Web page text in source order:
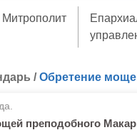
Митрополит
/Обретение
преподобного